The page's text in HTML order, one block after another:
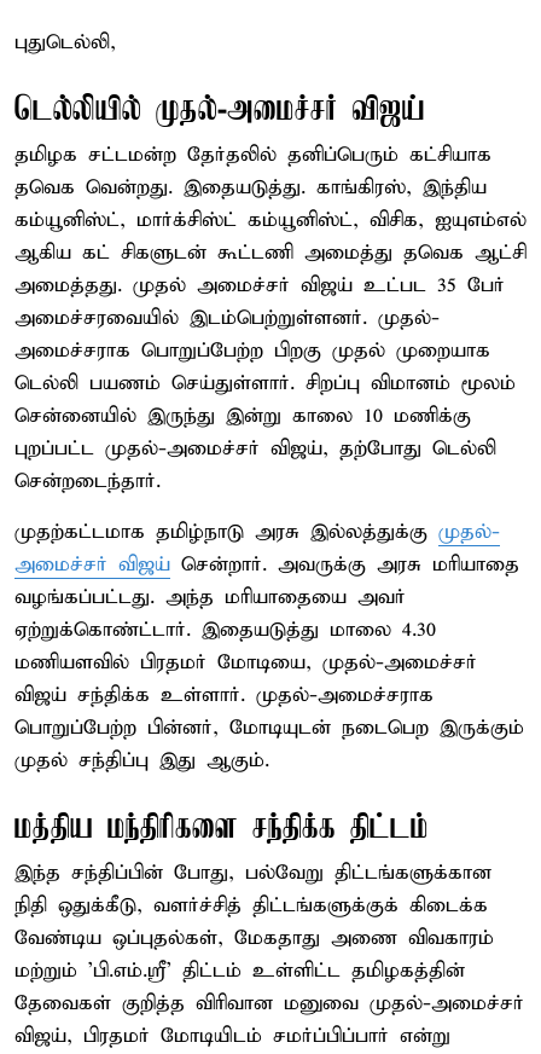
புதுடெல்லி,
டெல்லியில் முதல்-அமைச்சர் விஜய்
தமிழக சட்டமன்ற தேர்தலில் தனிப்பெரும் கட்சியாக
தவெக வென்றது. இதையடுத்து. காங்கிரஸ், இந்திய
கம்யூனிஸ்ட், மார்க்சிஸ்ட் கம்யூனிஸ்ட், விசிக, ஐயுஎம்எல்
ஆகிய கட் சிகளுடன் கூட்டணி அமைத்து தவெக ஆட்சி
அமைத்தது. முதல் அமைச்சர் விஜய் உட்பட 35 பேர்
அமைச்சரவையில் இடம்பெற்றுள்ளனர். முதல்-
அமைச்சராக பொறுப்பேற்ற பிறகு முதல் முறையாக
டெல்லி பயணம் செய்துள்ளார். சிறப்பு விமானம் மூலம்
சென்னையில் இருந்து இன்று காலை 10 மணிக்கு
புறப்பட்ட முதல்-அமைச்சர் விஜய், தற்போது டெல்லி
சென்றடைந்தார்.
முதற்கட்டமாக தமிழ்நாடு அரசு இல்லத்துக்கு முதல்-
அமைச்சர் விஜய் சென்றார். அவருக்கு அரசு மரியாதை
வழங்கப்பட்டது. அந்த மரியாதையை அவர்
ஏற்றுக்கொண்ட்டார். இதையடுத்து மாலை 4.30
மணியளவில் பிரதமர் மோடியை, முதல்-அமைச்சர்
விஜய் சந்திக்க உள்ளார். முதல்-அமைச்சராக
பொறுப்பேற்ற பின்னர், மோடியுடன் நடைபெற இருக்கும்
முதல் சந்திப்பு இது ஆகும்.
மத்திய மந்திரிகளை சந்திக்க திட்டம்
இந்த சந்திப்பின் போது, பல்வேறு திட்டங்களுக்கான
நிதி ஒதுக்கீடு, வளர்ச்சித் திட்டங்களுக்குக் கிடைக்க
வேண்டிய ஒப்புதல்கள், மேகதாது அணை விவகாரம்
மற்றும் 'பி.எம்.ஸ்ரீ' திட்டம் உள்ளிட்ட தமிழகத்தின்
தேவைகள் குறித்த விரிவான மனுவை முதல்-அமைச்சர்
விஜய், பிரதமர் மோடியிடம் சமர்ப்பிப்பார் என்று